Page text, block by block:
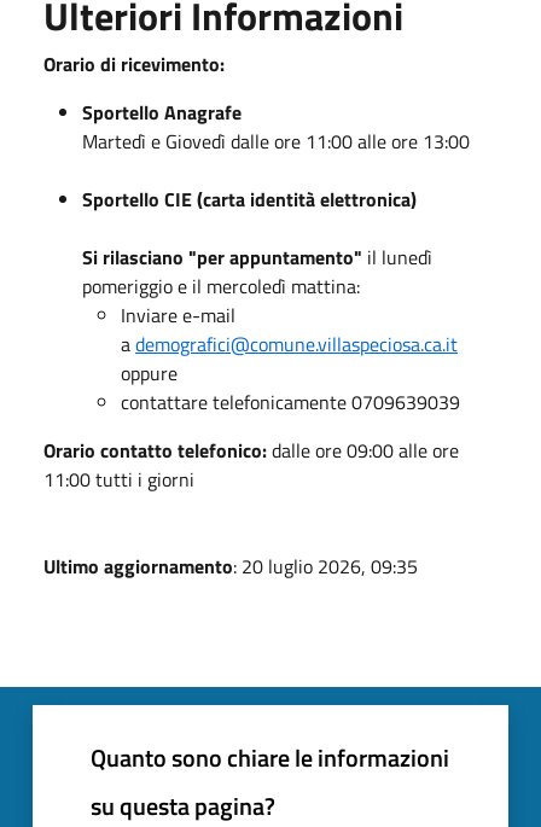
Ulteriori Informazioni
Orario di ricevimento:
Sportello Anagrafe
Martedì e Giovedì dalle ore 11:00 alle ore 13:00
Sportello CIE (carta identità elettronica)
Si rilasciano "per appuntamento" il lunedì
pomeriggio e il mercoledì mattina:
Inviare e-mail
ademografici@comune.villaspeciosa.ca.it
oppure
contattare telefonicamente 0709639039
Orario contatto telefonico:dalle ore 09:00 alle ore
11:00 tutti i giorni
Ultimo aggiornamento: 20 luglio 2026, 09:35
Quanto sono chiare le informazioni
su questa pagina?